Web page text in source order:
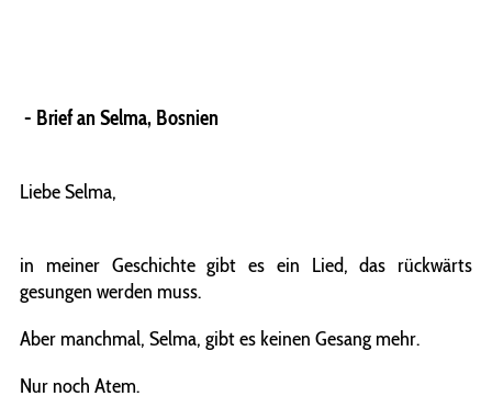
- Brief an Selma, Bosnien
Liebe Selma,
in meiner Geschichte gibt es ein Lied, das rückwärts
gesungen werden muss.
Aber manchmal, Selma, gibt es keinen Gesang mehr.
Nur noch Atem.